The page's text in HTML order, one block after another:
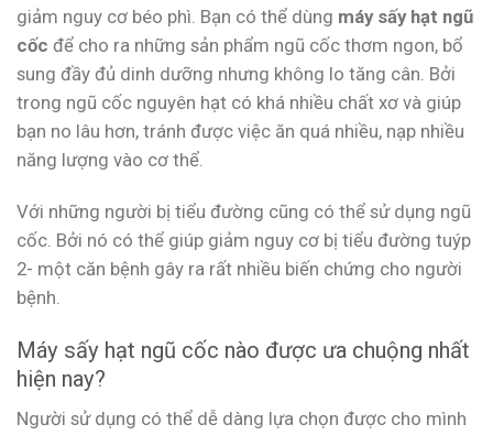
giảm nguy cơ béo phì. Bạn có thể dùng máy sấy hạt ngũ
cốc để cho ra những sản phẩm ngũ cốc thơm ngon, bổ
sung đầy đủ dinh dưỡng nhưng không lo tăng cân. Bởi
trong ngũ cốc nguyên hạt có khá nhiều chất xơ và giúp
bạn no lâu hơn, tránh được việc ăn quá nhiều, nạp nhiều
năng lượng vào cơ thể.
Với những người bị tiểu đường cũng có thể sử dụng ngũ
cốc. Bởi nó có thể giúp giảm nguy cơ bị tiểu đường tuýp
2- một căn bệnh gây ra rất nhiều biến chứng cho người
bệnh.
Máy sấy hạt ngũ cốc nào được ưa chuộng nhất
hiện nay?
Người sử dụng có thể dễ dàng lựa chọn được cho mình